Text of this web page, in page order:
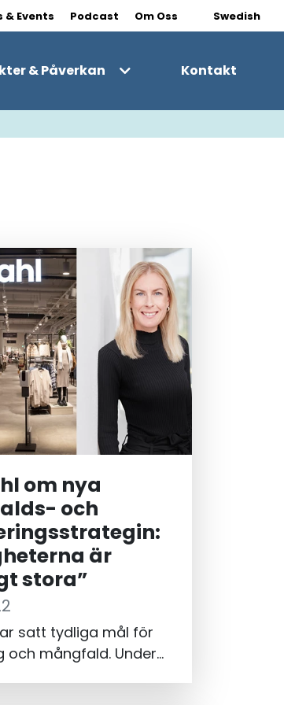
& Events Podcast Om Oss Swedish
& Påverkan Kontakt
om nya
och
är
stora”
satt tydliga mål för
och mångfald. Under